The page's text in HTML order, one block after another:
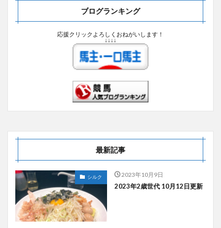
ブログランキング
応援クリックよろしくおねがいします！
↓↓↓↓
最新記事
シルク 2023年10月9日
2023年2歳世代 10月12日更新